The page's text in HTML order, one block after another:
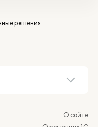
решения
О сайте